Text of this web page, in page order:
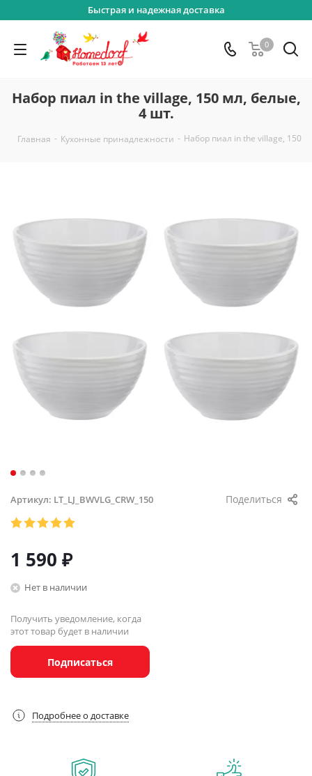
Быстрая и надежная доставка
0
Набор пиал in the village, 150 мл, белые,
4 шт.
Главная - Кухонные принадлежности - Набор пиал in the village, 150
Артикул: LT_LJ_BWVLG_CRW_150 Поделиться
1 590 ₽
Нет в наличии
Получить уведомление, когда
этот товар будет в наличии
Подписаться
Подробнее о доставке